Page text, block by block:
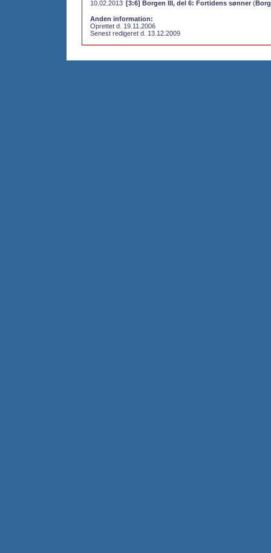
10.02.2013 [3:6] Borgen III, del 6: Fortidens sønner (
Anden information:
Oprettet d. 19.11.2006
Senest redigeret d. 13.12.2009